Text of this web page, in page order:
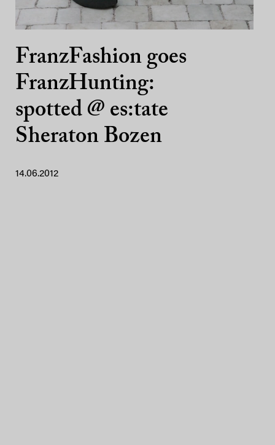
FranzFashion goes
FranzHunting:
spotted @ es:tate
Sheraton Bozen
14.06.2012